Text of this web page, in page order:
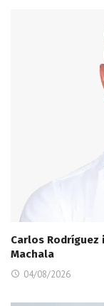
Carlos
Machala
04/08/2026